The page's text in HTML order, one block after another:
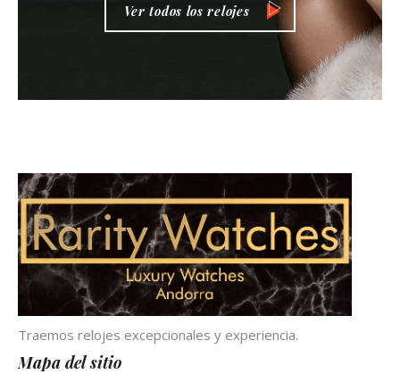
Ver todos los relojes
Traemos relojes excepcionales y experiencia.
Mapa del sitio